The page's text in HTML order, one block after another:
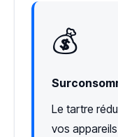
💰
Le tartre
vos